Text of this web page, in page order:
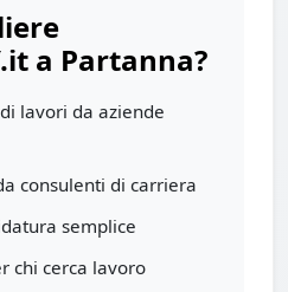
a Partanna?
lavori da aziende
consulenti di carriera
semplice
chi cerca lavoro